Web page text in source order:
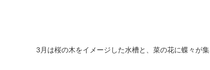
3月は桜の木をイメージした水槽と、菜の花に蝶々が集